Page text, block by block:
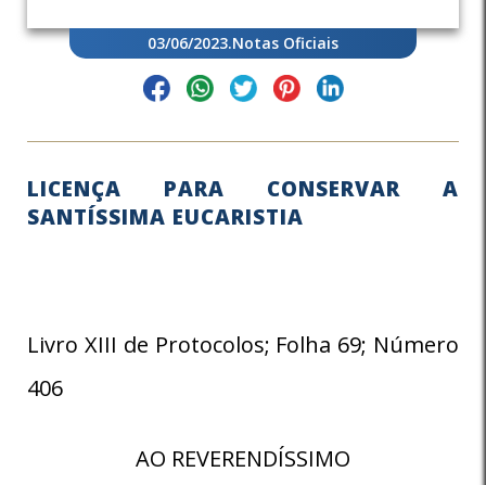
03/06/2023.Notas Oficiais
LICENÇA PARA CONSERVAR A
SANTÍSSIMA EUCARISTIA
Livro XIII de Protocolos; Folha 69; Número
406
AO REVERENDÍSSIMO